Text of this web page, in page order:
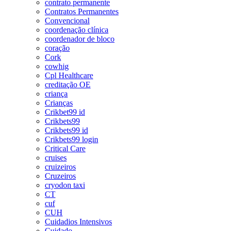
contrato permanente
Contratos Permanentes
Convencional
coordenação clínica
coordenador de bloco
coração
Cork
cowhig
Cpl Healthcare
creditação OE
criança
Crianças
Crikbet99 id
Crikbets99
Crikbets99 id
Crikbets99 login
Critical Care
cruises
cruizeiros
Cruzeiros
cryodon taxi
CT
cuf
CUH
Cuidadios Intensivos